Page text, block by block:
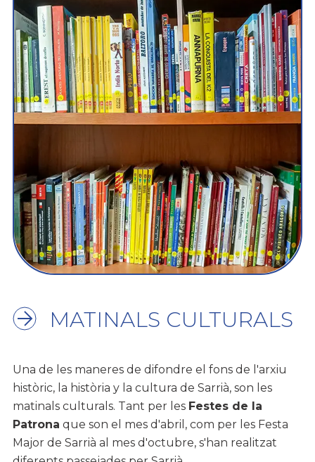
MATINALS CULTURALS
Una de les maneres de difondre el fons de l'arxiu
històric, la història y la cultura de Sarrià, son les
matinals culturals. Tant per les Festes de la
Patrona que son el mes d'abril, com per les Festa
Major de Sarrià al mes d'octubre, s'han realitzat